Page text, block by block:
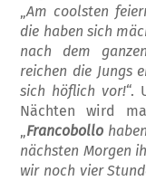
„Am coolsten
die haben sich
nach dem
reichen die Jungs
sich höflich vor!“.
Nächten wird
„Francobollo
nächsten Morgen
wir noch vier